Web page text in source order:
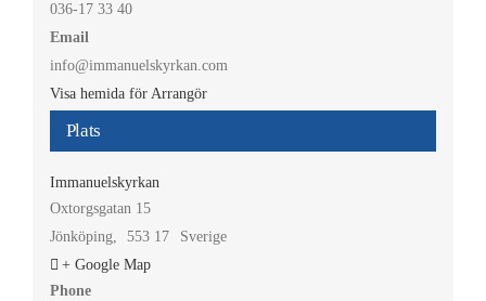
Plats
Immanuelskyrkan
Oxtorgsgatan 15
Jönköping, 553 17
Sverige
+ Google Map
Phone
036-17 33 40
Email
info@immanuelskyrkan.com
Visa hemida för Arrangör